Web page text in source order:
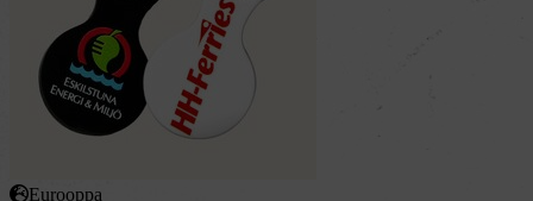
Eurooppa